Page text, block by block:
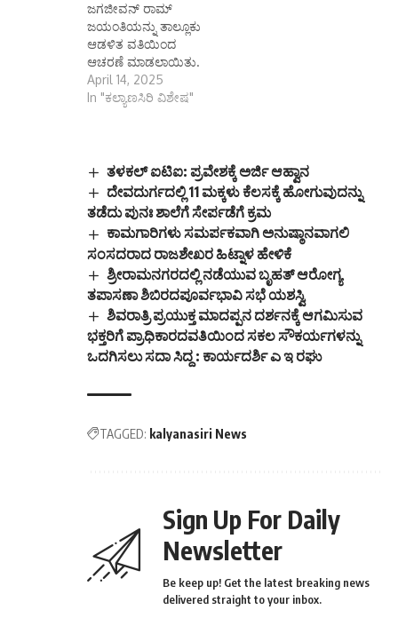
ಜಗಜೀವನ್ ರಾಮ್
ಜಯಂತಿಯನ್ನು ತಾಲ್ಲೂಕು
ಆಡಳಿತ ವತಿಯಿಂದ
ಆಚರಣೆ ಮಾಡಲಾಯಿತು.
April 14, 2025
In "ಕಲ್ಯಾಣಸಿರಿ ವಿಶೇಷ"
ತಳಕಲ್ ಐಟಿಐ: ಪ್ರವೇಶಕ್ಕೆ ಅರ್ಜಿ ಆಹ್ವಾನ
ದೇವದುರ್ಗದಲ್ಲಿ 11 ಮಕ್ಕಳು ಕೆಲಸಕ್ಕೆ ಹೋಗುವುದನ್ನು
ತಡೆದು ಪುನಃ ಶಾಲೆಗೆ ಸೇರ್ಪಡೆಗೆ ಕ್ರಮ
ಕಾಮಗಾರಿಗಳು ಸಮರ್ಪಕವಾಗಿ ಅನುಷ್ಠಾನವಾಗಲಿ
ಸಂಸದರಾದ ರಾಜಶೇಖರ ಹಿಟ್ನಾಳ ಹೇಳಿಕೆ
ಶ್ರೀರಾಮನಗರದಲ್ಲಿ ನಡೆಯುವ ಬೃಹತ್ ಆರೋಗ್ಯ
ತಪಾಸಣಾ ಶಿಬಿರದಪೂರ್ವಭಾವಿ ಸಭೆ ಯಶಸ್ವಿ
ಶಿವರಾತ್ರಿ ಪ್ರಯುಕ್ತ ಮಾದಪ್ಪನ ದರ್ಶನಕ್ಕೆ ಆಗಮಿಸುವ
ಭಕ್ತರಿಗೆ ಪ್ರಾಧಿಕಾರದವತಿಯಿಂದ ಸಕಲ ಸೌಕರ್ಯಗಳನ್ನು
ಒದಗಿಸಲು ಸದಾ ಸಿದ್ದ : ಕಾರ್ಯದರ್ಶಿ ಎ ಇ ರಘು
TAGGED: kalyanasiri News
Sign Up For Daily
Newsletter
Be keep up! Get the latest breaking news
delivered straight to your inbox.